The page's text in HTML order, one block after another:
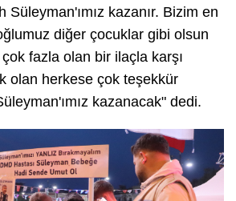
Süleyman'ımız kazanır. Bizim en
diğer çocuklar gibi olsun
fazla olan bir ilaçla karşı
olan herkese çok teşekkür
kazanacak" dedi.